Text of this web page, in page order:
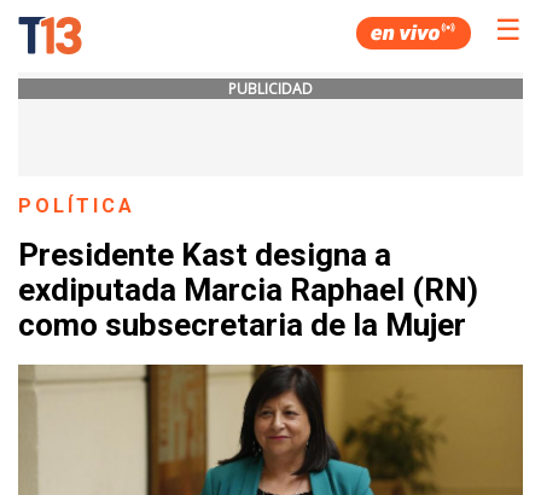
☰
PUBLICIDAD
POLÍTICA
Presidente Kast designa a
exdiputada Marcia Raphael (RN)
como subsecretaria de la Mujer